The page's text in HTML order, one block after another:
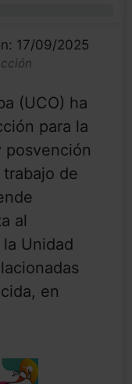
17/09/2025
(UCO) ha
para la
de
al
Unidad
en